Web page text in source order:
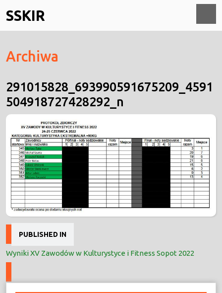
to
content
SSKIR
Archiwa
291015828_693990591675209_4591
504918727428292_n
Nawigacja
wpisu
PUBLISHED IN
Wyniki XV Zawodów w Kulturystyce i Fitness Sopot 2022